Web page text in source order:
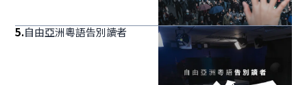
5.自由亞洲粵語告別讀者